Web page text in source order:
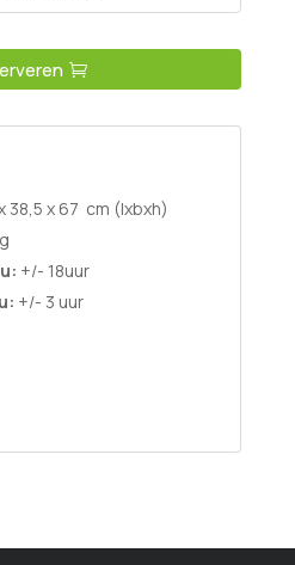
38,5 x 67 cm (lxbxh)
+/- 18uur
+/- 3 uur